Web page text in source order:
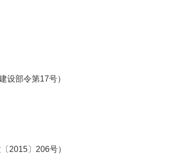
设部令第17号）
2015〕206号）